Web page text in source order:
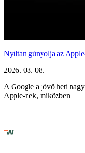
Nyíltan gúnyolja az
2026. 08. 08.
A Google a jövő heti
Apple-nek, miközben